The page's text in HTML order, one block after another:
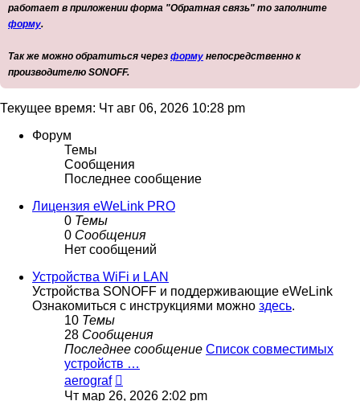
работает в приложении форма "Обратная связь" то заполните
форму.
Так же можно обратиться через форму непосредственно к
производителю SONOFF.
Текущее время: Чт авг 06, 2026 10:28 pm
Форум
Темы
Сообщения
Последнее сообщение
Лицензия eWeLink PRO
0 Темы
0 Сообщения
Нет сообщений
Устройства WiFi и LAN
Устройства SONOFF и поддерживающие eWeLink
Ознакомиться с инструкциями можно здесь.
10 Темы
28 Сообщения
Последнее сообщение Список совместимых
устройств …
aerograf
Чт мар 26, 2026 2:02 pm